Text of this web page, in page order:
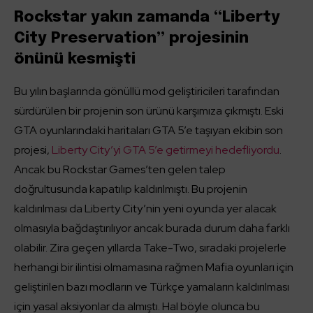
Rockstar yakın zamanda “Liberty
City Preservation” projesinin
önünü kesmişti
Bu yılın başlarında gönüllü mod geliştiricileri tarafından
sürdürülen bir projenin son ürünü karşımıza çıkmıştı. Eski
GTA oyunlarındaki haritaları GTA 5’e taşıyan ekibin son
projesi, Liberty City’yi GTA 5’e getirmeyi hedefliyordu.
Ancak bu Rockstar Games’ten gelen talep
doğrultusunda kapatılıp kaldırılmıştı. Bu projenin
kaldırılması da Liberty City’nin yeni oyunda yer alacak
olmasıyla bağdaştırılıyor ancak burada durum daha farklı
olabilir. Zira geçen yıllarda Take-Two, sıradaki projelerle
herhangi bir ilintisi olmamasına rağmen Mafia oyunları için
geliştirilen bazı modların ve Türkçe yamaların kaldırılması
için yasal aksiyonlar da almıştı. Hal böyle olunca bu